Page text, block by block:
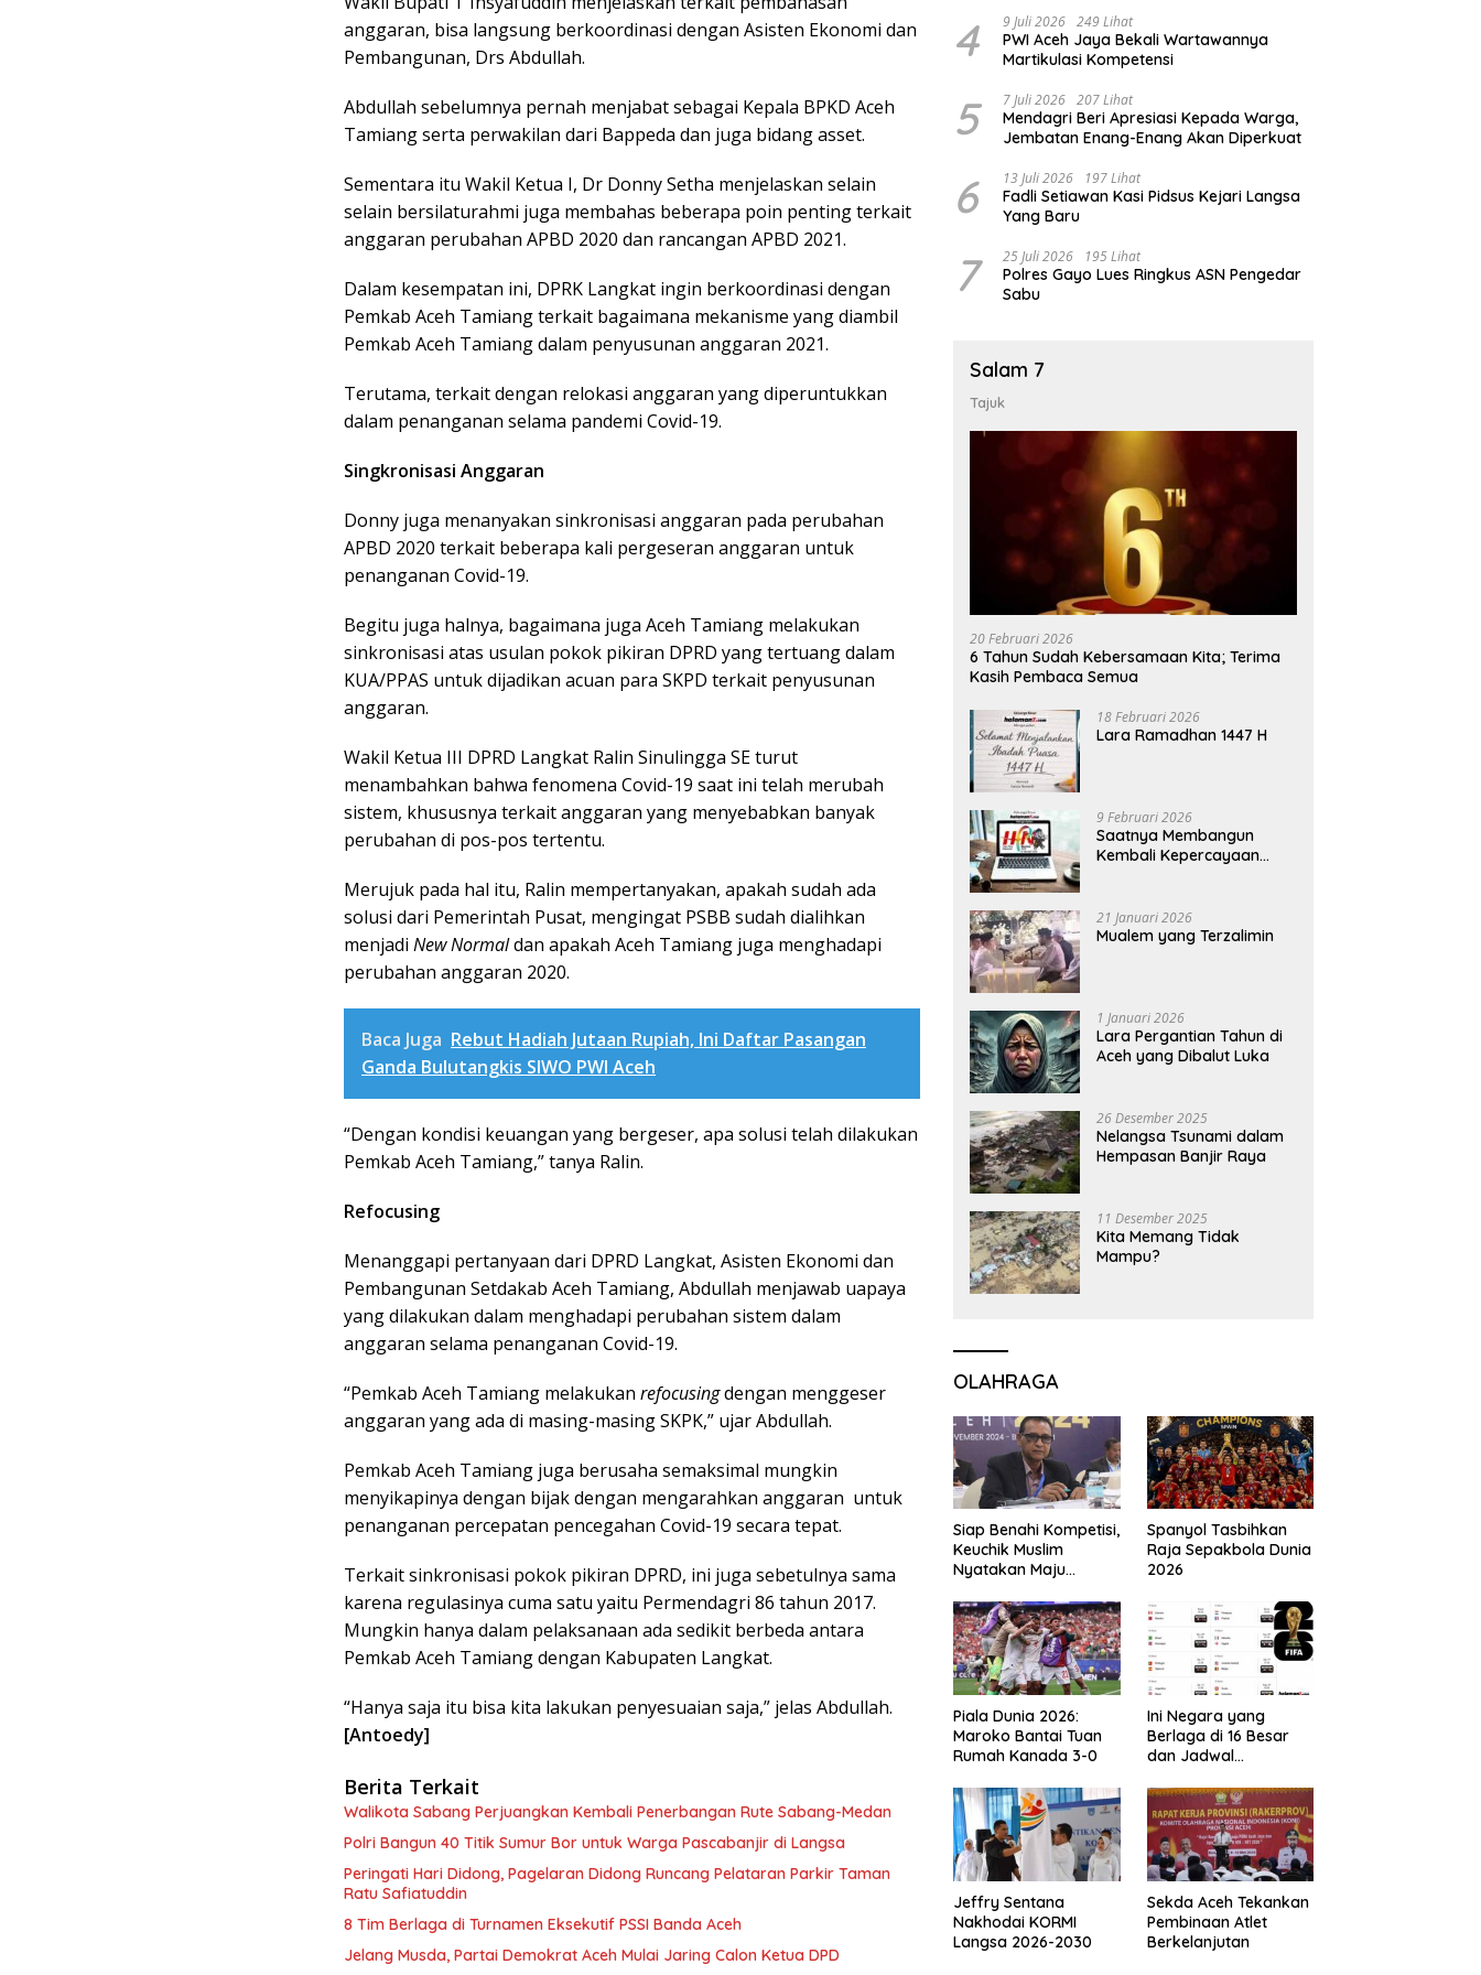
anggaran, bisa langsung berkoordinasi dengan Asisten Ekonomi dan
Pembangunan, Drs Abdullah.
Abdullah sebelumnya pernah menjabat sebagai Kepala BPKD Aceh
Tamiang serta perwakilan dari Bappeda dan juga bidang asset.
Sementara itu Wakil Ketua I, Dr Donny Setha menjelaskan selain
selain bersilaturahmi juga membahas beberapa poin penting terkait
anggaran perubahan APBD 2020 dan rancangan APBD 2021.
Dalam kesempatan ini, DPRK Langkat ingin berkoordinasi dengan
Pemkab Aceh Tamiang terkait bagaimana mekanisme yang diambil
Pemkab Aceh Tamiang dalam penyusunan anggaran 2021.
Terutama, terkait dengan relokasi anggaran yang diperuntukkan
dalam penanganan selama pandemi Covid-19.
Singkronisasi Anggaran
Donny juga menanyakan sinkronisasi anggaran pada perubahan
APBD 2020 terkait beberapa kali pergeseran anggaran untuk
penanganan Covid-19.
Begitu juga halnya, bagaimana juga Aceh Tamiang melakukan
sinkronisasi atas usulan pokok pikiran DPRD yang tertuang dalam
KUA/PPAS untuk dijadikan acuan para SKPD terkait penyusunan
anggaran.
Wakil Ketua III DPRD Langkat Ralin Sinulingga SE turut
menambahkan bahwa fenomena Covid-19 saat ini telah merubah
sistem, khususnya terkait anggaran yang menyebabkan banyak
perubahan di pos-pos tertentu.
Merujuk pada hal itu, Ralin mempertanyakan, apakah sudah ada
solusi dari Pemerintah Pusat, mengingat PSBB sudah dialihkan
menjadi New Normaldan apakah Aceh Tamiang juga menghadapi
perubahan anggaran 2020.
Baca Juga Rebut Hadiah Jutaan Rupiah, Ini Daftar Pasangan
Ganda Bulutangkis SIWO PWI Aceh
“Dengan kondisi keuangan yang bergeser, apa solusi telah dilakukan
Pemkab Aceh Tamiang,” tanya Ralin.
Refocusing
Menanggapi pertanyaan dari DPRD Langkat, Asisten Ekonomi dan
Pembangunan Setdakab Aceh Tamiang, Abdullah menjawab uapaya
yang dilakukan dalam menghadapi perubahan sistem dalam
anggaran selama penanganan Covid-19.
“Pemkab Aceh Tamiang melakukan refocusingdengan menggeser
anggaran yang ada di masing-masing SKPK,” ujar Abdullah.
Pemkab Aceh Tamiang juga berusaha semaksimal mungkin
menyikapinya dengan bijak dengan mengarahkan anggaran untuk
penanganan percepatan pencegahan Covid-19 secara tepat.
Terkait sinkronisasi pokok pikiran DPRD, ini juga sebetulnya sama
karena regulasinya cuma satu yaitu Permendagri 86 tahun 2017.
Mungkin hanya dalam pelaksanaan ada sedikit berbeda antara
Pemkab Aceh Tamiang dengan Kabupaten Langkat.
“Hanya saja itu bisa kita lakukan penyesuaian saja,” jelas Abdullah.
[Antoedy]
Berita Terkait
Walikota Sabang Perjuangkan Kembali Penerbangan Rute Sabang-Medan
Polri Bangun 40 Titik Sumur Bor untuk Warga Pascabanjir di Langsa
Peringati Hari Didong, Pagelaran Didong Runcang Pelataran Parkir Taman
Ratu Safiatuddin
8 Tim Berlaga di Turnamen Eksekutif PSSI Banda Aceh
Jelang Musda, Partai Demokrat Aceh Mulai Jaring Calon Ketua DPD
4 9 Juli 2026 249 Lihat
PWI Aceh Jaya Bekali Wartawannya
Martikulasi Kompetensi
5 7 Juli 2026 207 Lihat
Mendagri Beri Apresiasi Kepada Warga,
Jembatan Enang-Enang Akan Diperkuat
6 13 Juli 2026 197 Lihat
Fadli Setiawan Kasi Pidsus Kejari Langsa
Yang Baru
7 25 Juli 2026 195 Lihat
Polres Gayo Lues Ringkus ASN Pengedar
Sabu
Salam 7
Tajuk
20 Februari 2026
6 Tahun Sudah Kebersamaan Kita; Terima
Kasih Pembaca Semua
18 Februari 2026
Lara Ramadhan 1447 H
9 Februari 2026
Saatnya Membangun
Kembali Kepercayaan
21 Januari 2026
Mualem yang Terzalimin
1 Januari 2026
Lara Pergantian Tahun di
Aceh yang Dibalut Luka
26 Desember 2025
Nelangsa Tsunami dalam
Hempasan Banjir Raya
11 Desember 2025
Kita Memang Tidak
Mampu?
OLAHRAGA
Siap Benahi Kompetisi,
Keuchik Muslim
Nyatakan Maju
Asprov PSSI Aceh
Spanyol Tasbihkan
Raja Sepakbola Dunia
2026
Piala Dunia 2026:
Maroko Bantai Tuan
Rumah Kanada 3-0
Ini Negara yang
Berlaga di 16 Besar
dan Jadwal
Perdelapan final Piala
Dunia 2026
Jeffry Sentana
Nakhodai KORMI
Langsa 2026-2030
Sekda Aceh Tekankan
Pembinaan Atlet
Berkelanjutan